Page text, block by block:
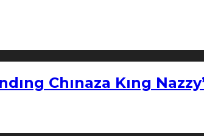
Chınaza Kıng